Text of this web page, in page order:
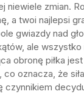
niewiele zmian.
a twoi najlepsi
gwiazdy nad
ale
obronę piłka jest
co oznacza, że
czynnikiem